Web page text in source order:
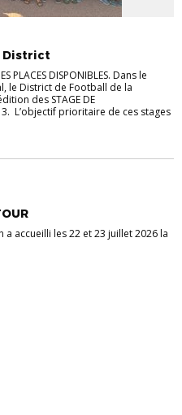
District
PLACES DISPONIBLES. Dans le
le District de Football de la
des STAGE DE
L’objectif prioritaire de ces stages
a accueilli les 22 et 23 juillet 2026 la